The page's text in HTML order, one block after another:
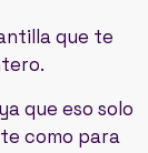
que te
que eso solo
como para